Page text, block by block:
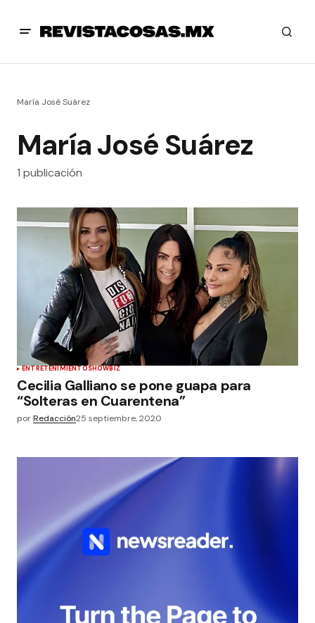
María José Suárez
María José Suárez
1 publicación
ENTRETENIMIENTOSHOWBIZ
Cecilia Galliano se pone guapa para
“Solteras en Cuarentena”
porRedacción25 septiembre, 2020